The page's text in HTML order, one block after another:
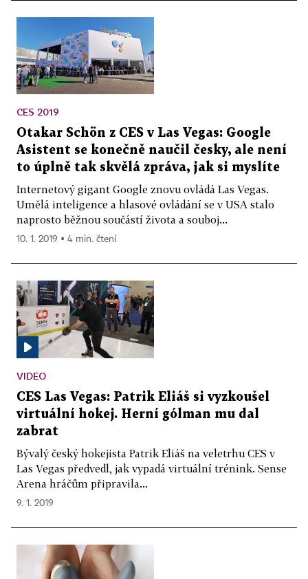
CES 2019
Otakar Schön z CES v Las Vegas: Google
Asistent se konečně naučil česky, ale není
to úplně tak skvělá zpráva, jak si myslíte
Internetový gigant Google znovu ovládá Las Vegas.
Umělá inteligence a hlasové ovládání se v USA stalo
naprosto běžnou součástí života a souboj...
10. 1. 2019 ▪ 4 min. čtení
VIDEO
CES Las Vegas: Patrik Eliáš si vyzkoušel
virtuální hokej. Herní gólman mu dal
zabrat
Bývalý český hokejista Patrik Eliáš na veletrhu CES v
Las Vegas předvedl, jak vypadá virtuální trénink. Sense
Arena hráčům připravila...
9. 1. 2019